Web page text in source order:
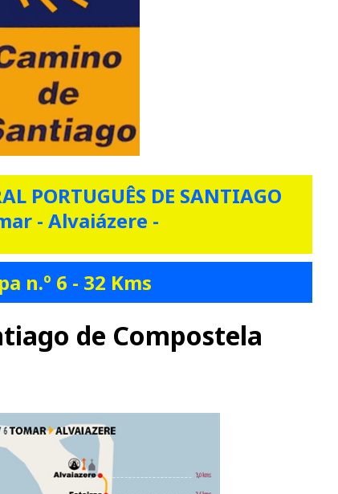
PORTUGUÊS DE SANTIAGO
- Alvaiázere -
n.º 6 - 32 Kms
de Compostela